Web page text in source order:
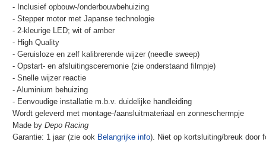
- Inclusief opbouw-/onderbouwbehuizing
- Stepper motor met Japanse technologie
- 2-kleurige LED; wit of amber
- High Quality
- Geruisloze en zelf kalibrerende wijzer (needle sweep)
- Opstart- en afsluitingsceremonie (zie onderstaand filmpje)
- Snelle wijzer reactie
- Aluminium behuizing
- Eenvoudige installatie m.b.v. duidelijke handleiding
Wordt geleverd met montage-/aansluitmateriaal en zonneschermpje
Made by Depo Racing
Garantie: 1 jaar (zie ook Belangrijke info). Niet op kortsluiting/breuk door